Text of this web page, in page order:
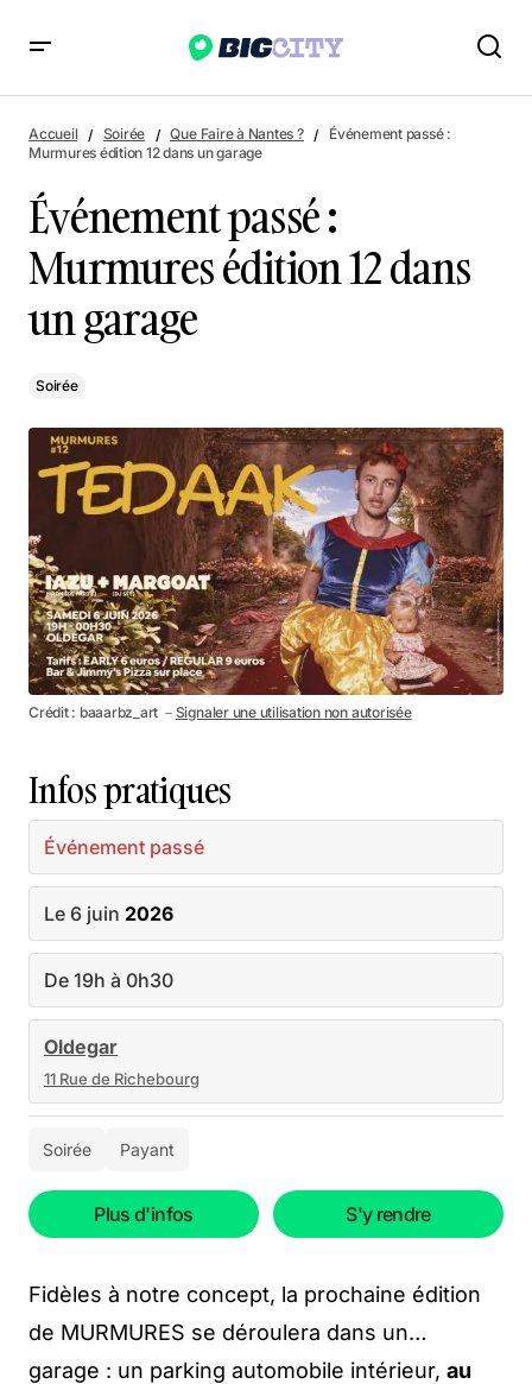
Événement passé : Murmures édition 12 dans un garage
Accueil Soirée Que Faire à Nantes ?
Événement passé :
Murmures édition 12 dans un garage
Événement passé :
Murmures édition 12 dans
un garage
Soirée
Crédit : baaarbz_art － Signaler une utilisation non autorisée
Infos pratiques
Événement passé
Le 6 juin 2026
De 19h à 0h30
Oldegar
11 Rue de Richebourg
Soirée Payant
Plus d'infos S'y rendre
Fidèles à notre concept, la prochaine édition
de MURMURES se déroulera dans un…
garage : un parking automobile intérieur, au